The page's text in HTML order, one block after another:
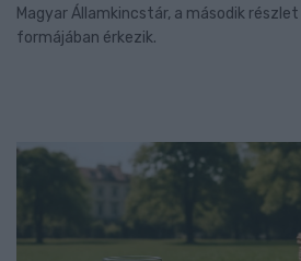
Magyar Államkincstár, a második
formájában érkezik.